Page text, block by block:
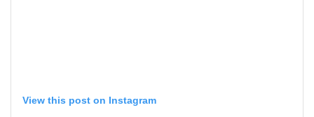
View this post on Instagram